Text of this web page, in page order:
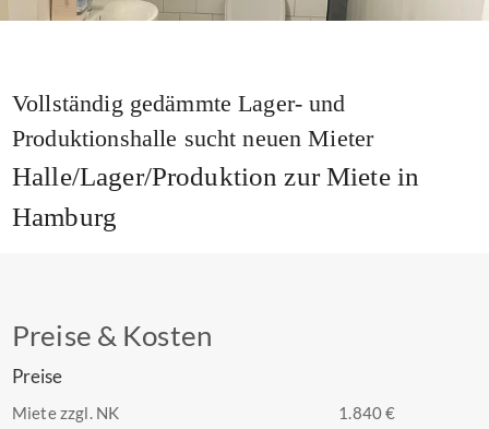
Vollständig gedämmte Lager- und
Produktionshalle sucht neuen Mieter
Halle/Lager/Produktion zur Miete in
Hamburg
Preise & Kosten
Preise
Miete zzgl. NK 1.840 €